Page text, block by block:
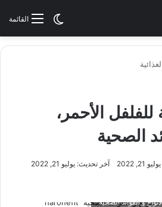
القائمةالوضع
للفلفل الأحمر،
الصحية
يوليو 21, 2022 آخر تحديث: يوليو 21, 2022
و الفوائد الصحية